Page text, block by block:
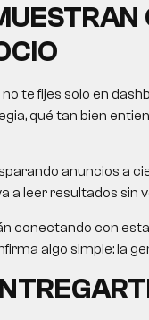
te fijes solo en
qué tan bien
anuncios a
a leer resultados sin
conectando con
algo simple: la